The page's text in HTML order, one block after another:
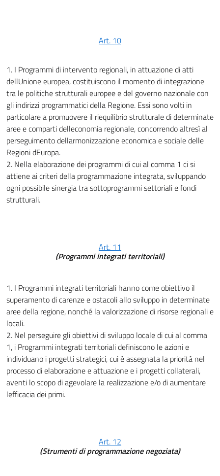
Art. 10
1. I Programmi di intervento regionali, in attuazione di atti
dellUnione europea, costituiscono il momento di integrazione
tra le politiche strutturali europee e del governo nazionale con
gli indirizzi programmatici della Regione. Essi sono volti in
particolare a promuovere il riequilibrio strutturale di determinate
aree e comparti delleconomia regionale, concorrendo altresì al
perseguimento dellarmonizzazione economica e sociale delle
Regioni dEuropa.
2. Nella elaborazione dei programmi di cui al comma 1 ci si
attiene ai criteri della programmazione integrata, sviluppando
ogni possibile sinergia tra sottoprogrammi settoriali e fondi
strutturali.
Art. 11
(Programmi integrati territoriali)
1. I Programmi integrati territoriali hanno come obiettivo il
superamento di carenze e ostacoli allo sviluppo in determinate
aree della regione, nonché la valorizzazione di risorse regionali e
locali.
2. Nel perseguire gli obiettivi di sviluppo locale di cui al comma
1, i Programmi integrati territoriali definiscono le azioni e
individuano i progetti strategici, cui è assegnata la priorità nel
processo di elaborazione e attuazione e i progetti collaterali,
aventi lo scopo di agevolare la realizzazione e/o di aumentare
lefficacia dei primi.
Art. 12
(Strumenti di programmazione negoziata)